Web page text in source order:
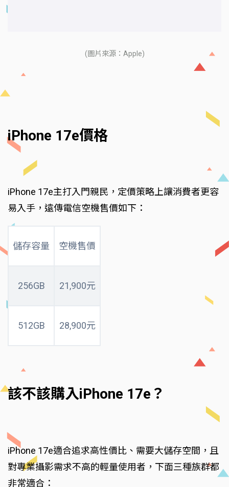
(圖片來源：Apple)
iPhone 17e價格
iPhone 17e主打入門親民，定價策略上讓消費者更容
易入手，遠傳電信空機售價如下：
儲存容量 空機售價
256GB 21,900元
512GB 28,900元
該不該購入iPhone 17e？
iPhone 17e適合追求高性價比、需要大儲存空間，且
對專業攝影需求不高的輕量使用者，下面三種族群都
非常適合：